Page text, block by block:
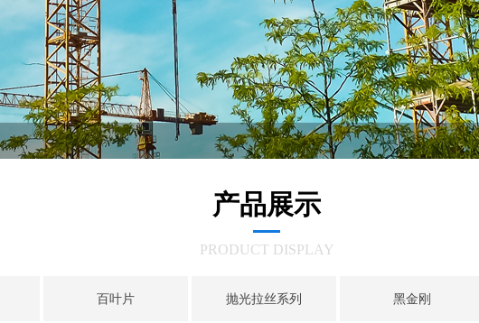
产品展示
PRODUCT DISPLAY
百叶片 抛光拉丝系列 黑金刚